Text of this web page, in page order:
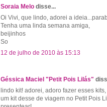
Soraia Melo disse...
Oi Vivi, que lindo, adorei a
Tenha uma linda semana amiga,
beijinhos
So
12 de julho de 2010 às 15:13
Géssica Maciel "Petit Pois Lilás"
lindo kit! adorei, adoro fazer esses
um kit desse de viagem no Petit Pois